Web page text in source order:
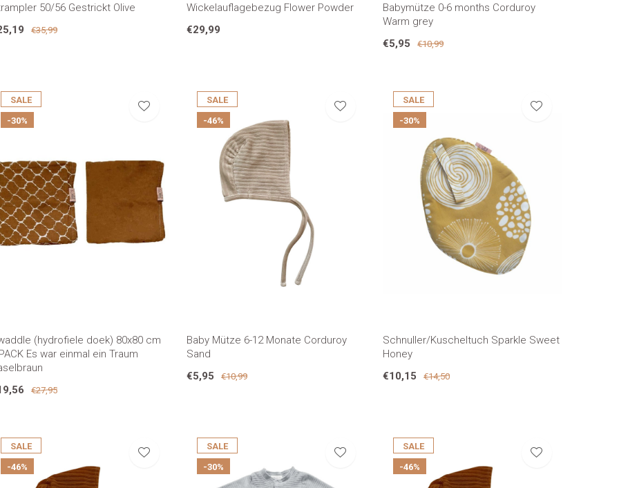
50/56 Gestrickt Olive
€35,99
Wickelauflagebezug Flower Powder
€29,99
Babymütze 0-6 months Corduroy
Warm grey
€5,95
€10,99
SALE
-30%
(hydrofiele doek) 80x80 cm
Es war einmal ein Traum
€27,95
SALE
-46%
Baby Mütze 6-12 Monate Corduroy
Sand
€5,95
€10,99
SALE
-30%
Schnuller/Kuscheltuch Sparkle Sweet
Honey
€10,15
€14,50
SALE
-46%
SALE
-30%
SALE
-46%